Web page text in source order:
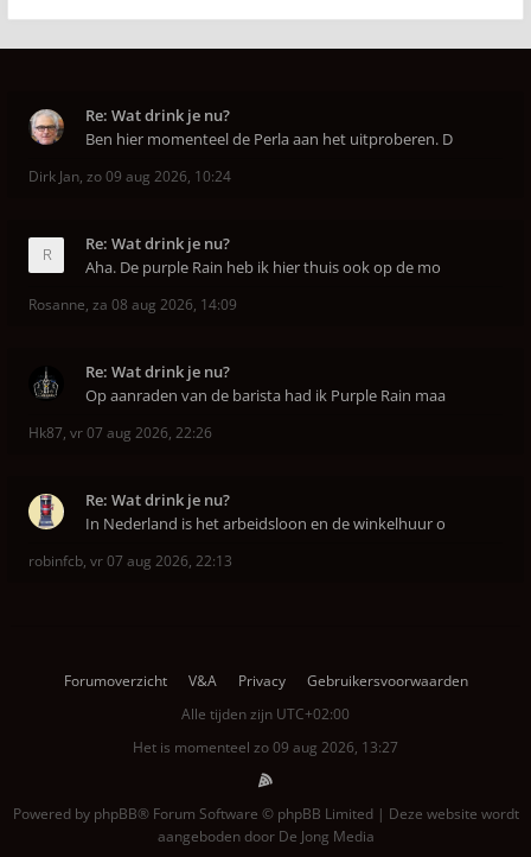
Re: Wat drink je nu?
Ben hier momenteel de Perla aan het uitproberen. D
Dirk Jan, zo 09 aug 2026, 10:24
Re: Wat drink je nu?
Aha. De purple Rain heb ik hier thuis ook op de mo
Rosanne, za 08 aug 2026, 14:09
Re: Wat drink je nu?
Op aanraden van de barista had ik Purple Rain maa
Hk87, vr 07 aug 2026, 22:26
Re: Wat drink je nu?
In Nederland is het arbeidsloon en de winkelhuur o
robinfcb, vr 07 aug 2026, 22:13
Forumoverzicht V&A Privacy
Gebruikersvoorwaarden
Alle tijden zijn UTC+02:00
Het is momenteel zo 09 aug 2026, 13:27
Powered by phpBB® Forum Software © phpBB Limited | Deze website wordt
aangeboden door De Jong Media